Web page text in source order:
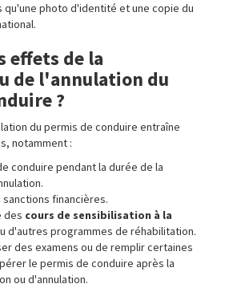
photo d'identité et une copie du
effets de la
de l'annulation du
?
du permis de conduire entraîne
notamment :
conduire pendant la durée de la
financières.
des cours de sensibilisation à la
d'autres programmes de réhabilitation.
des examens ou de remplir certaines
le permis de conduire après la
ou d'annulation.